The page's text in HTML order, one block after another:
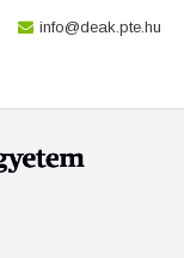
location
info@deak.pte.hu